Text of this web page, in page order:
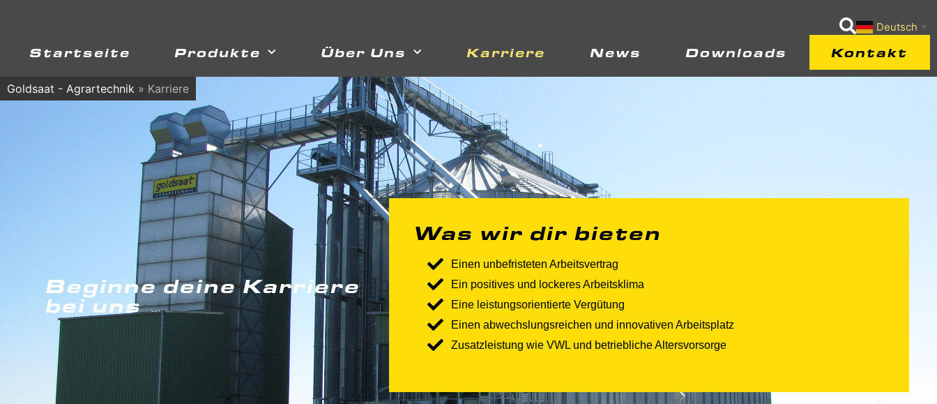
Goldsaat - Agrartechnik » Karriere
Deutsch ▼
Startseite Produkte Über Uns Karriere News Downloads Kontakt
Beginne deine Karriere
bei uns
Was wir dir bieten
Einen unbefristeten Arbeitsvertrag
Ein positives und lockeres Arbeitsklima
Eine leistungsorientierte Vergütung
Einen abwechslungsreichen und innovativen Arbeitsplatz
Zusatzleistung wie VWL und betriebliche Altersvorsorge